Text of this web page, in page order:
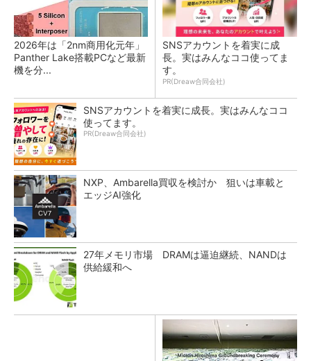
2026年は「2nm商用化元年」
Panther Lake搭載PCなど最新
機を分...
SNSアカウントを着実に成
長。実はみんなココ使ってま
す。
PR(Dreaw合同会社)
SNSアカウントを着実に成長。実はみんなココ
使ってます。
PR(Dreaw合同会社)
NXP、Ambarella買収を検討か 狙いは車載と
エッジAI強化
27年メモリ市場 DRAMは逼迫継続、NANDは
供給緩和へ